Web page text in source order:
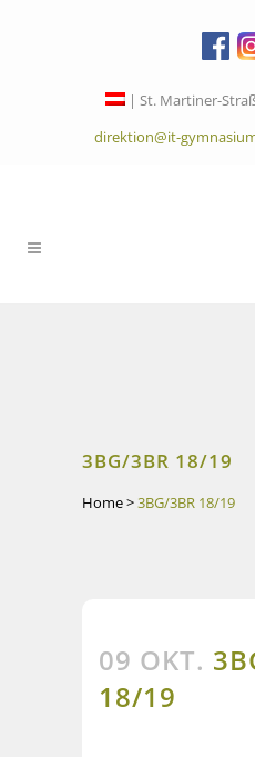
| St. Martiner-
direktion@it-
3BG/3BR 18/19
Home>3BG/3BR 18/19
09 OKT.
18/19